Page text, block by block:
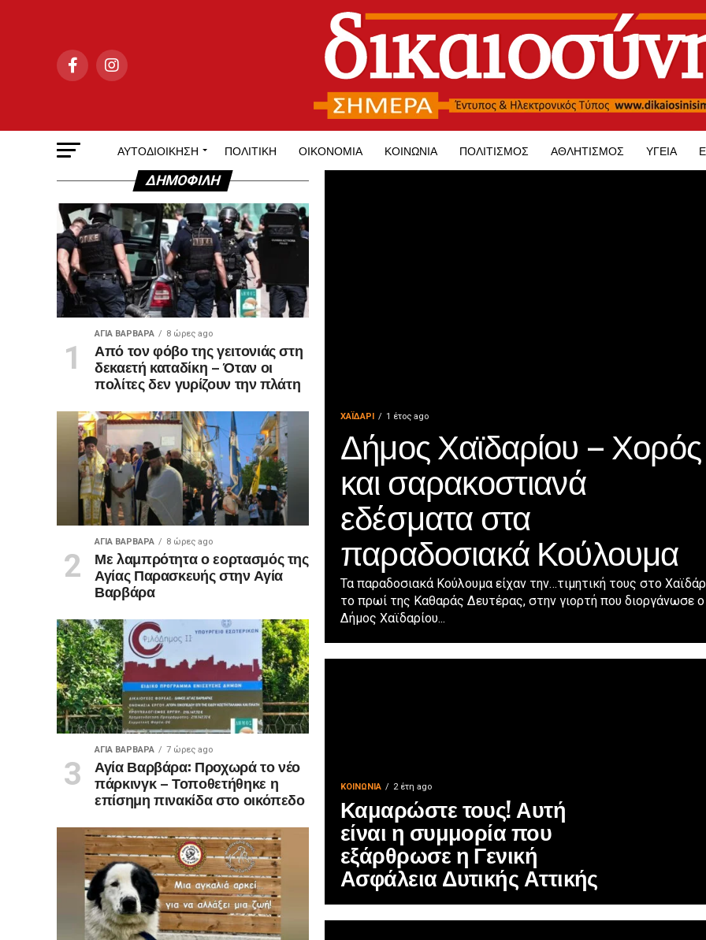
ΑΥΤΟΔΙΟΊΚΗΣΗ ΠΟΛΙΤΙΚΉ ΟΙΚΟΝΟΜΊΑ ΚΟΙΝΩΝΊΑ ΠΟΛΙΤΙΣΜΌΣ ΑΘΛΗΤΙΣΜΌΣ ΥΓΕΊΑ
ΧΑΪΔΑΡΙ 1 έτος ago
Δήμος Χαϊδαρίου – Χορός
και σαρακοστιανά
εδέσματα στα
παραδοσιακά Κούλουμα
Τα παραδοσιακά Κούλουμα είχαν την…τιμητική τους στο
το πρωί της Καθαράς Δευτέρας, στην γιορτή που διοργάνωσε ο
Δήμος Χαϊδαρίου...
ΚΟΙΝΩΝΊΑ 2 έτη ago
Καμαρώστε τους! Αυτή
είναι η συμμορία που
εξάρθρωσε η Γενική
Ασφάλεια Δυτικής Αττικής
ΔΗΜΟΦΙΛΉ
ΑΓΙΑ ΒΑΡΒΑΡΑ 8 ώρες ago
Από τον φόβο της γειτονιάς στη
δεκαετή καταδίκη – Όταν οι
πολίτες δεν γυρίζουν την πλάτη
ΑΓΙΑ ΒΑΡΒΑΡΑ 8 ώρες ago
Με λαμπρότητα ο εορτασμός της
Αγίας Παρασκευής στην Αγία
Βαρβάρα
ΑΓΙΑ ΒΑΡΒΑΡΑ 7 ώρες ago
Αγία Βαρβάρα: Προχωρά το νέο
πάρκινγκ – Τοποθετήθηκε η
επίσημη πινακίδα στο οικόπεδο